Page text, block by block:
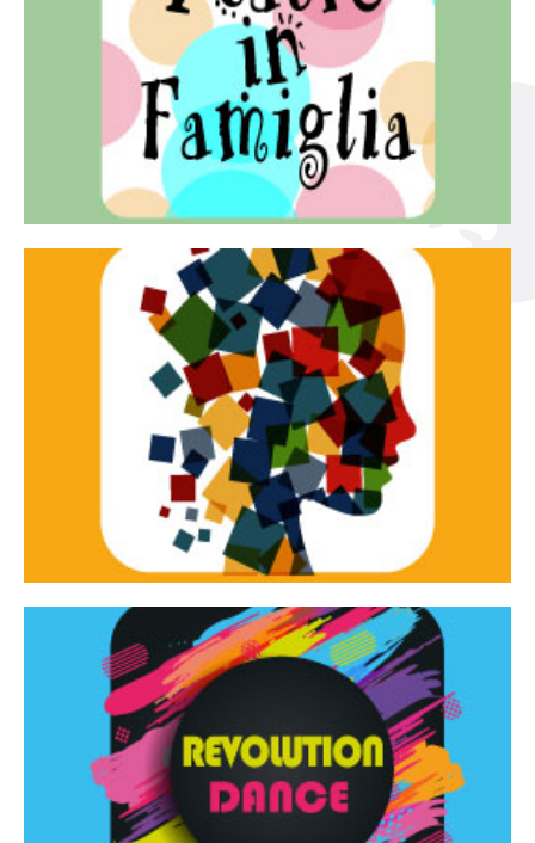
Teatro in famiglia
Teatro In Famiglia è una rassegna di teatro concepita
per far condividere e godere del teatro all’intera
famiglia.
Tracce dinamiche
Tracce Dinamiche è una rassegna di teatro
d’innovazione e sperimentale.
Continua
Revolution Dance
Rassegna di danza contemporanea – I Edizione